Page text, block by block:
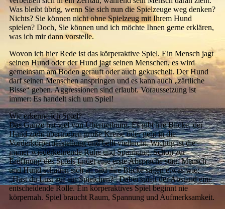
Was bleibt übrig, wenn Sie sich nun die Spielzeuge weg denken?
Nichts? Sie können nicht ohne Spielzeug mit Ihrem Hund
spielen? Doch, Sie können und ich möchte Ihnen gerne erklären,
was ich mir dann vorstelle.
Wovon ich hier Rede ist das körperaktive Spiel. Ein Mensch jagt
seinen Hund oder der Hund jagt seinen Menschen, es wird
gemeinsam am Boden gerauft oder auch gekuschelt. Der Hund
darf seinen Menschen anspringen und es kann auch „zärtliche
Bisse“ geben. Aggressionen sind erlaubt. Voraussetzung ist
immer: Es handelt sich um Spiel!
Wie erkenne ich Spiel?
Das Ganze hat viel von Übertreibung. Es gibt irre Blicke, der
Hund zieht übertrieben große Kreise oder geht in die
Vorderkörpertiefstellung und bellt vielleicht. Wichtig ist die
immer wiederkehrende Ruhe und Spannung. Schon zur
Eröffnung des Spiels findet eine erste Absprache statt. Mensch
und Hund schauen sich an und ihre Blicke sagen etwas wie:
„Hast du Lust auf ein Spielchen?“ Dabei spielt der Abstand eine
entscheidende Rolle. Ein körperaktives Spiel beginnt nie
körpernah. Spiel braucht Raum, Spannung und Aufmerksamkeit.